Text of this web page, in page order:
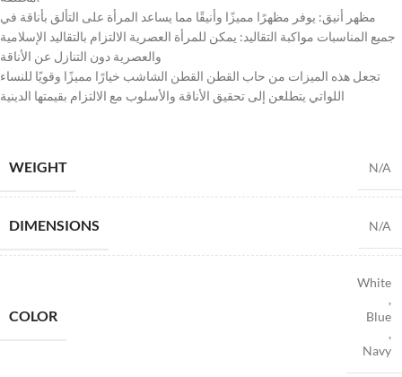
مظهر أنيق: يوفر مظهرًا مميزًا وأنيقًا مما يساعد المرأة على التألق بأناقة في
جميع المناسبات مواكبة التقاليد: يمكن للمرأة العصرية الالتزام بالتقاليد الإسلامية
والعصرية دون التنازل عن الأناقة
تجعل هذه الميزات من حاب القطن القطن الشاشب خيارًا مميزًا وقويًا للنساء
اللواتي يتطلعن إلى تحقيق الأناقة والأسلوب مع الالتزام بقيمتها الدينية
WEIGHT N/A
DIMENSIONS N/A
COLOR
White
,
Blue
,
Navy